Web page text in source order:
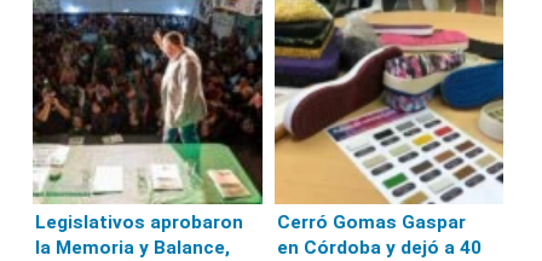
Legislativos aprobaron
la Memoria y Balance,
Cerró Gomas Gaspar
en Córdoba y dejó a 40